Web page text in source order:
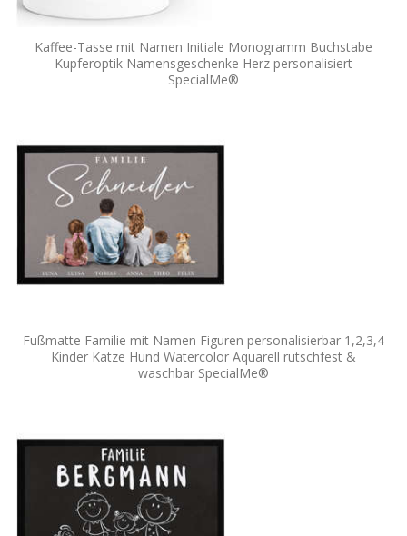
Kaffee-Tasse mit Namen Initiale Monogramm Buchstabe
Kupferoptik Namensgeschenke Herz personalisiert
SpecialMe®
Fußmatte Familie mit Namen Figuren personalisierbar 1,2,3,4
Kinder Katze Hund Watercolor Aquarell rutschfest &
waschbar SpecialMe®